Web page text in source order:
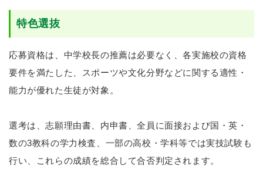
特色選抜
応募資格は、中学校長の推薦は必要なく、各実施校の資格
要件を満たした、スポーツや文化分野などに関する適性・
能力が優れた生徒が対象。
選考は、志願理由書、内申書、全員に面接および国・英・
数の3教科の学力検査、一部の高校・学科等では実技試験も
行い、これらの成績を総合して合否判定されます。